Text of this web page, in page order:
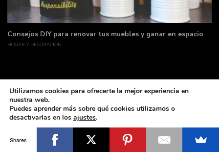
Consejos DIY para renovar tus muebles y ganar en espacio
HOGAR Y DECORACIÓN
Made with coffee & love by deLunaSoft ©All rights reservd.
Utilizamos cookies para ofrecerte la mejor experiencia en
nuestra web.
Puedes aprender más sobre qué cookies utilizamos o
desactivarlas en los ajustes.
Rechazar Ajustes Cerrar el banner de
Shares